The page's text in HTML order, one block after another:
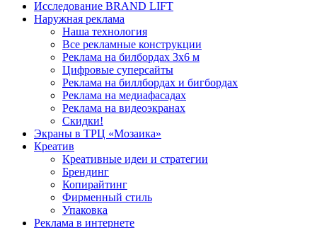
Исследование BRAND LIFT
Наружная реклама
Наша технология
Все рекламные конструкции
Реклама на билбордах 3х6 м
Цифровые суперсайты
Реклама на биллбордах и бигбордах
Реклама на медиафасадах
Реклама на видеоэкранах
Скидки!
Экраны в ТРЦ «Мозаика»
Креатив
Креативные идеи и стратегии
Брендинг
Копирайтинг
Фирменный стиль
Упаковка
Реклама в интернете